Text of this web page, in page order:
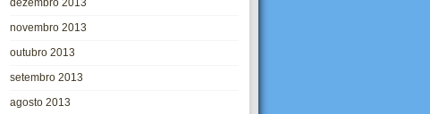
dezembro 2013
novembro 2013
outubro 2013
setembro 2013
agosto 2013